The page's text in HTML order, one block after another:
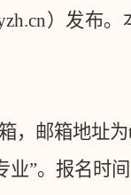
）发布。
，邮箱地址为
业”。报名时